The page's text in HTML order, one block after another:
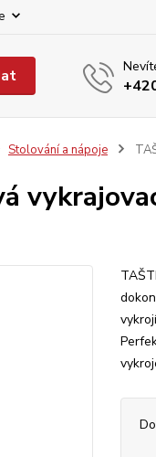
Stolování a nápoje